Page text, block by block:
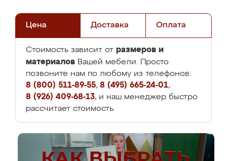
Цена Доставка Оплата
Стоимость зависит от размеров и
материалов Вашей мебели. Просто
позвоните нам по любому из телефонов:
8 (800) 511-89-55, 8 (495) 665-24-01,
8 (926) 409-68-13, и наш менеджер быстро
рассчитает стоимость.